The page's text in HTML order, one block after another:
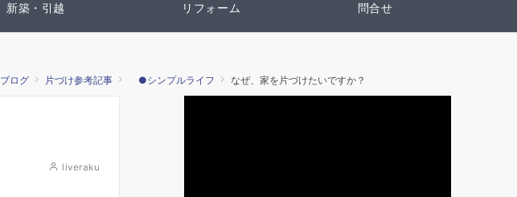
新築・引越 リフォーム 問合せ
ブログ 片づけ参考記事 ●シンプルライフ なぜ、家を片づけたいですか？
liveraku